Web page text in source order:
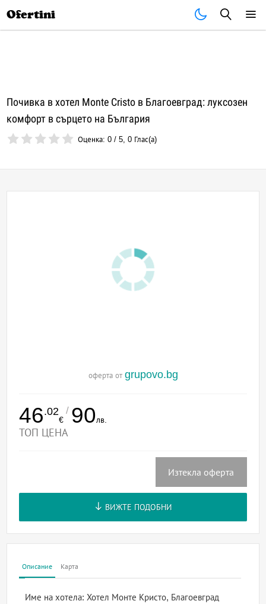
Ofertini
Почивка в хотел Monte Cristo в Благоевград: луксозен
комфорт в сърцето на България
Оценка:0 /5,0 Глас(а)
оферта от grupovo.bg
46.02
€
/ 90лв.
ТОП ЦЕНА
Изтекла оферта
ВИЖТЕ ПОДОБНИ
Описание Карта
Име на хотела: Хотел Монте Кристо, Благоевград